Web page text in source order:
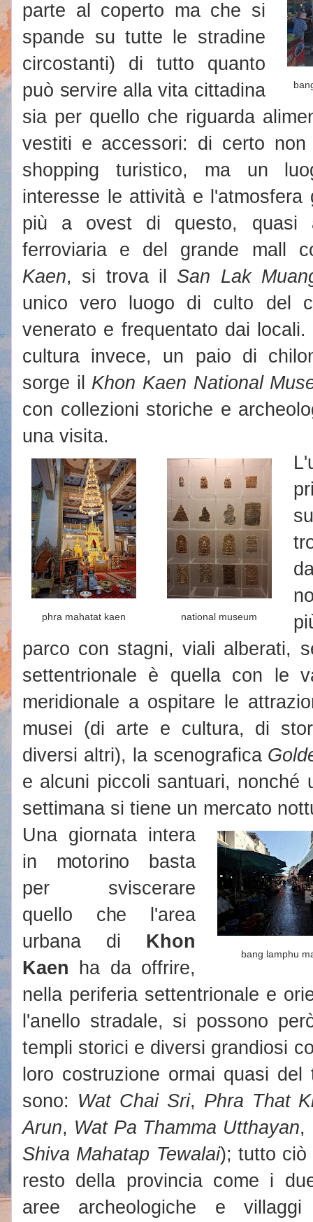
parte al coperto ma che si
spande su tutte le stradine
circostanti) di tutto quanto
può servire alla vita cittadina
sia per quello che riguarda
vestiti e accessori: di certo
shopping turistico, ma un
interesse le attività e
più a ovest di questo, quasi
ferroviaria e del grande mall
Kaen, si trova il San Lak
unico vero luogo di culto del
venerato e frequentato dai
cultura invece, un paio di
sorge il Khon Kaen National
con collezioni storiche e
una visita.
phra mahatat kaen national museum
parco con stagni, viali alberati,
settentrionale è quella con le
meridionale a ospitare le
musei (di arte e cultura, di
diversi altri), la scenografica
e alcuni piccoli santuari, nonché
settimana si tiene un mercato
bang lamphu
Una giornata intera
in motorino basta
per sviscerare
quello che l'area
urbana di Khon
Kaen ha da offrire,
nella periferia settentrionale e
l'anello stradale, si possono
templi storici e diversi grandiosi
loro costruzione ormai quasi
sono: Wat Chai Sri, Phra That
Arun, Wat Pa Thamma Utthayan,
Shiva Mahatap Tewalai); tutto ciò
resto della provincia come i
aree archeologiche e